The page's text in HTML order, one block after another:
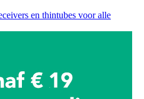
en thintubes voor alle